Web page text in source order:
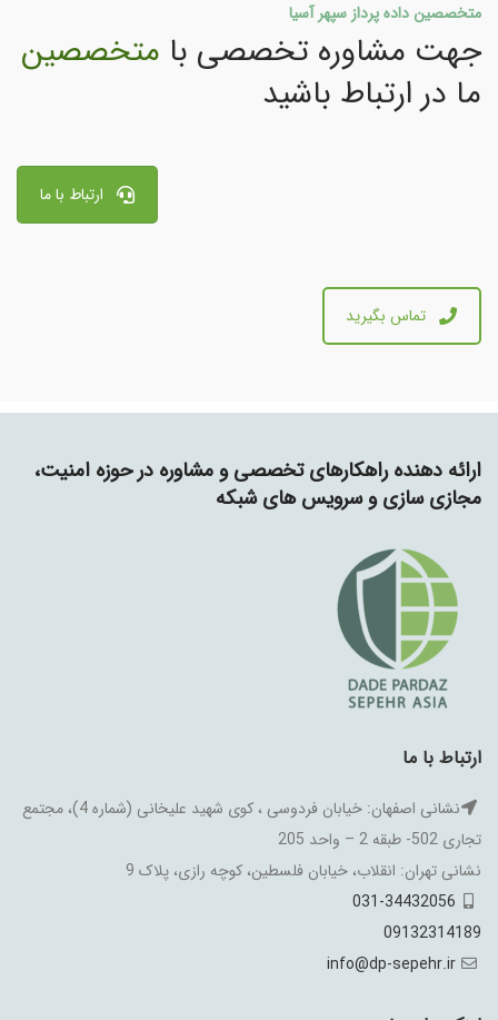
متخصصین داده پرداز سپهر آسیا
جهت مشاوره تخصصی با متخصصین
ما در ارتباط باشید
ارتباط با ما
تماس بگیرید
ارائه دهنده راهکارهای تخصصی و مشاوره در حوزه امنیت،
مجازی سازی و سرویس های شبکه
ارتباط با ما
نشانی اصفهان: خیابان فردوسی ، کوی شهید علیخانی (شماره 4)، مجتمع
تجاری 502- طبقه 2 – واحد 205
نشانی تهران: انقلاب، خیابان فلسطین، کوچه رازی، پلاک 9
031-34432056
09132314189
info@dp-sepehr.ir